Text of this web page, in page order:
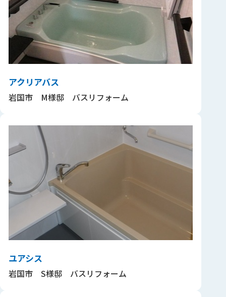
アクリアバス
岩国市 M様邸 バスリフォーム
ユアシス
岩国市 S様邸 バスリフォーム